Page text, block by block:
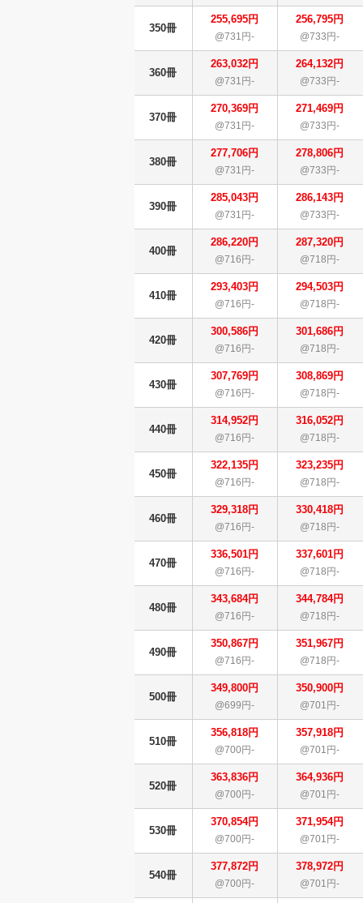
350冊
255,695円
@731円-
256,795円
@733円-
360冊
263,032円
@731円-
264,132円
@733円-
370冊
270,369円
@731円-
271,469円
@733円-
380冊
277,706円
@731円-
278,806円
@733円-
390冊
285,043円
@731円-
286,143円
@733円-
400冊
286,220円
@716円-
287,320円
@718円-
410冊
293,403円
@716円-
294,503円
@718円-
420冊
300,586円
@716円-
301,686円
@718円-
430冊
307,769円
@716円-
308,869円
@718円-
440冊
314,952円
@716円-
316,052円
@718円-
450冊
322,135円
@716円-
323,235円
@718円-
460冊
329,318円
@716円-
330,418円
@718円-
470冊
336,501円
@716円-
337,601円
@718円-
480冊
343,684円
@716円-
344,784円
@718円-
490冊
350,867円
@716円-
351,967円
@718円-
500冊
349,800円
@699円-
350,900円
@701円-
510冊
356,818円
@700円-
357,918円
@701円-
520冊
363,836円
@700円-
364,936円
@701円-
530冊
370,854円
@700円-
371,954円
@701円-
540冊
377,872円
@700円-
378,972円
@701円-